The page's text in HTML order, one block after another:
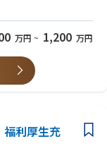
万円 ~ 1,200 万円
利厚生充